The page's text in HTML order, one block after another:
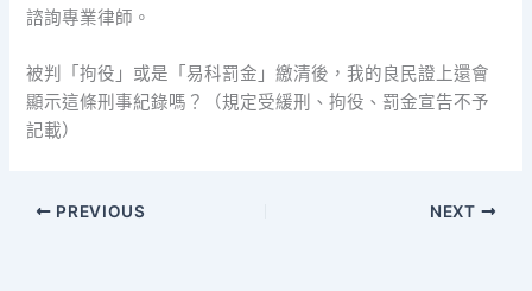
諮詢專業律師。
被判「拘役」或是「易科罰金」繳清後，我的良民證上還會
顯示這條刑事紀錄嗎？（規定受緩刑、拘役、罰金宣告不予
記載）
PREVIOUS NEXT